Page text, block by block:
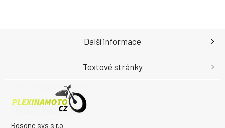
Rosone sys s.r.o.
Další informace
Textové stránky